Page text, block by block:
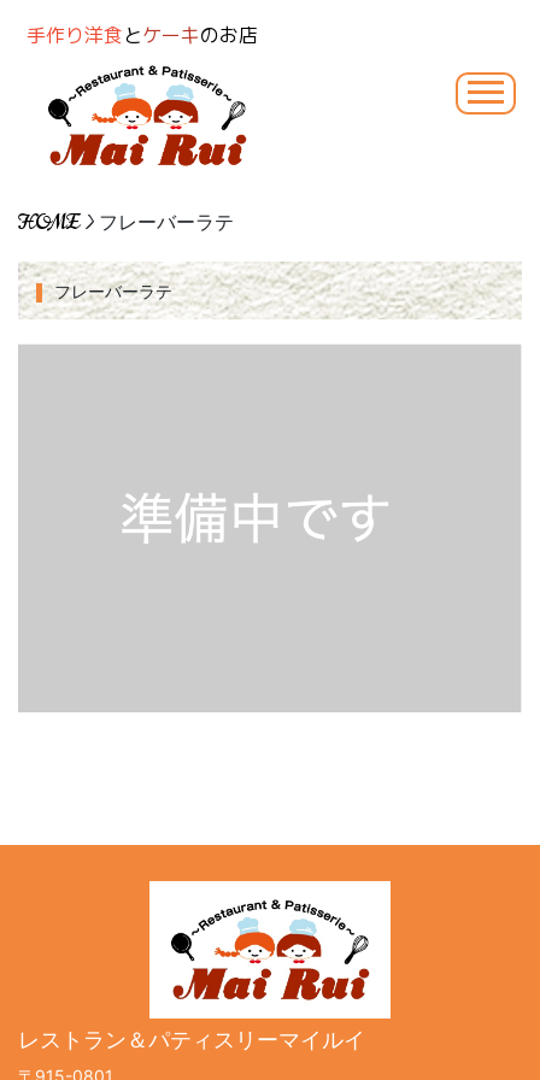
手作り洋食とケーキのお店
HOME> フレーバーラテ
フレーバーラテ
レストラン＆パティスリーマイルイ